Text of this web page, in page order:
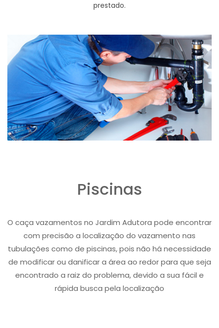
prestado.
Piscinas
O caça vazamentos no Jardim Adutora pode encontrar
com precisão a localização do vazamento nas
tubulações como de piscinas, pois não há necessidade
de modificar ou danificar a área ao redor para que seja
encontrado a raiz do problema, devido a sua fácil e
rápida busca pela localização